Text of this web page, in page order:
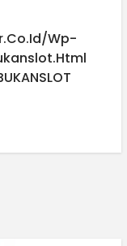
wp-